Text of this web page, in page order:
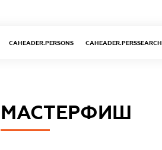
CAHEADER.PERSONS CAHEADER.PERSSEARCH
МАСТЕРФИШ